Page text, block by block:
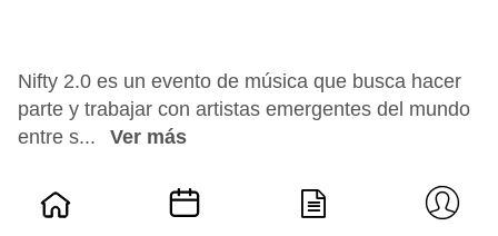
Nifty 2.0 es un evento de música que busca hacer
parte y trabajar con artistas emergentes del mundo
entre s...
Ver más